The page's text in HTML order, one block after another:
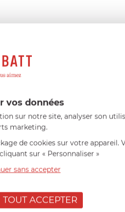
Il est indispensable de
qui risqueraient d’altérer
hors de portée des enfants.
le ranger en toute sécurité, en
seule pièce de métal et les
ou les chocs avec d’autres
mousse protectrice.
vos données
sur notre site, analyser son
marketing.
de cookies sur votre appareil.
sur « Personnaliser »
sans accepter
TOUT ACCEPTER